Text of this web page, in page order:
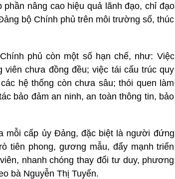
nâng cao hiệu quả lãnh đạo, chỉ đạo
bộ Chính phủ trên môi trường số, thúc
phủ còn một số hạn chế, như: Việc
chưa đồng đều; việc tái cấu trúc quy
hệ thống còn chưa sâu; thói quen làm
bảo đảm an ninh, an toàn thông tin, bảo
mỗi cấp ủy Đảng, đặc biệt là người đứng
tiên phong, gương mẫu, đẩy mạnh triển
nhanh chóng thay đổi tư duy, phương
bà Nguyễn Thị Tuyến.